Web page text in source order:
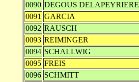
0090 DEGOUS DELAPEYRIERE
0091 GARCIA
0092 RAUSCH
0093 REIMINGER
0094 SCHALLWIG
0095 FREIS
0096 SCHMITT